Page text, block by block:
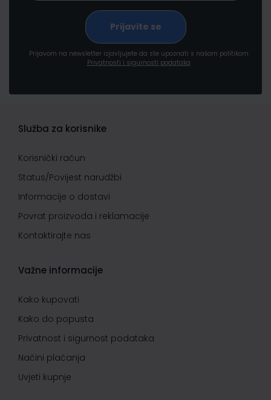
Prijavom na newsletter izjavljujete da ste upoznati s našom politikom
Privatnosti i sigurnosti podataka
Služba za korisnike
Korisnički račun
Status/Povijest narudžbi
Informacije o dostavi
Povrat proizvoda i reklamacije
Kontaktirajte nas
Važne informacije
Kako kupovati
Kako do popusta
Privatnost i sigurnost podataka
Načini plaćanja
Uvjeti kupnje